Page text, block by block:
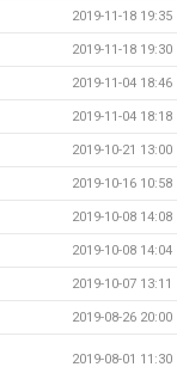
2019-11-18 19:35
2019-11-18 19:30
2019-11-04 18:46
2019-11-04 18:18
2019-10-21 13:00
2019-10-16 10:58
2019-10-08 14:08
2019-10-08 14:04
2019-10-07 13:11
2019-08-26 20:00
2019-08-01 11:30